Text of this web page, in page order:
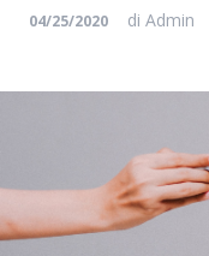
04/25/2020 di Admin